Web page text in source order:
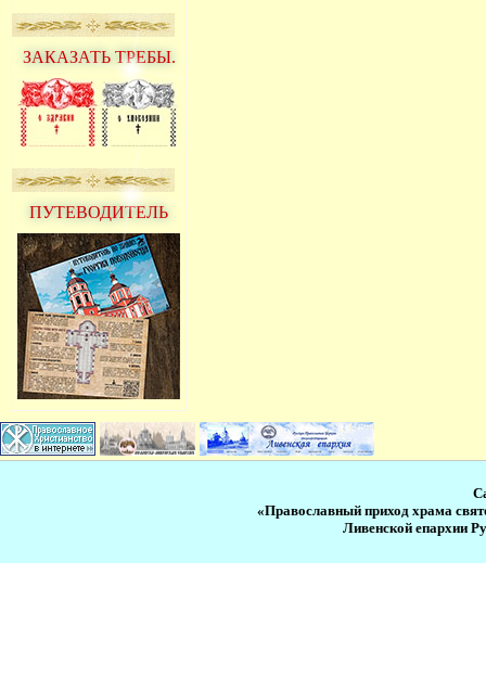
ЗАКАЗАТЬ ТРЕБЫ.
ПУТЕВОДИТЕЛЬ
«Православный приход храма
Ливенской епархии